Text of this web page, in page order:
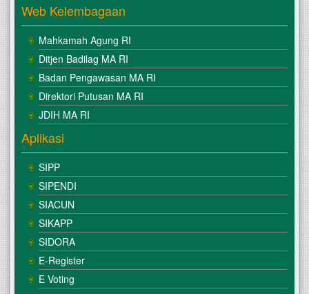
Web Kelembagaan
Mahkamah Agung RI
Ditjen Badilag MA RI
Badan Pengawasan MA RI
Direktori Putusan MA RI
JDIH MA RI
Aplikasi
SIPP
SIPENDI
SIACUN
SIKAPP
SIDORA
E-Register
E Voting